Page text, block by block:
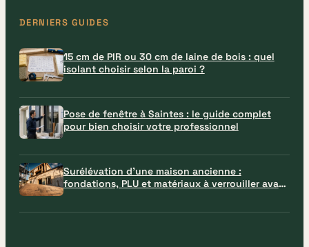
DERNIERS GUIDES
15 cm de PIR ou 30 cm de laine de bois : quel
isolant choisir selon la paroi ?
Pose de fenêtre à Saintes : le guide complet
pour bien choisir votre professionnel
Surélévation d’une maison ancienne :
fondations, PLU et matériaux à verrouiller avant
le chantier